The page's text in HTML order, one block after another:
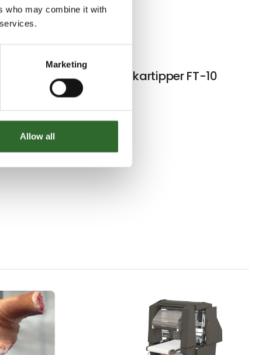
who may combine it with
Marketing
Allow all
After Sale & Administration
Kristian Palumhøj
på konstruktion, dokumentation
Stationær kartipper FT-10